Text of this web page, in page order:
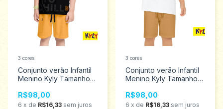
Conjunto verão Infantil
Menino Kyly Tamanhos
R$98,00
6 x de R$16,33 sem juros
3 cores
Conjunto verão Infantil
Menino Kyly Tamanhos
R$98,00
6 x de R$16,33 sem juros
3 cores